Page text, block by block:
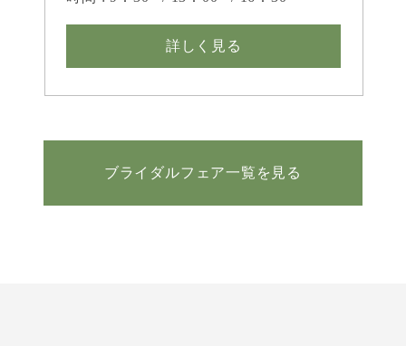
詳しく見る
ブライダルフェア一覧を見る